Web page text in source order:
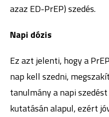
azaz ED-PrEP) szedés.
Napi dózis
Ez azt jelenti, hogy a
nap kell szedni,
tanulmány a napi
kutatásán alapul, ezért